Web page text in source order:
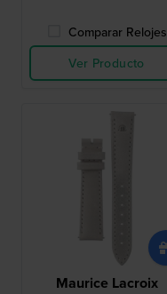
Comparar Relojes
Ver Producto
Maurice Lacroix